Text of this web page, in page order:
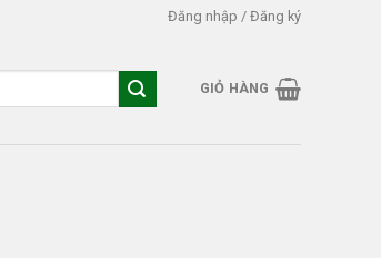
Đăng nhập / Đăng ký
GIỎ HÀNG